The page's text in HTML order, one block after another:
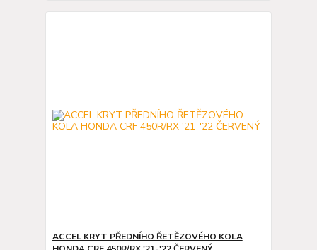
ACCEL KRYT PŘEDNÍHO ŘETĚZOVÉHO KOLA